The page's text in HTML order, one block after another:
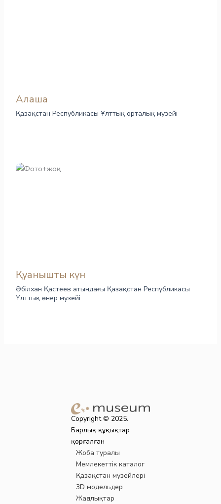
Алаша
Қазақстан Республикасы Ұлттық орталық музейі
Қуанышты күн
Әбілхан Қастеев атындағы Қазақстан Республикасы
Ұлттық өнер музейі
Copyright © 2025.
Барлық құқықтар
қорғалған
Жоба туралы
Мемлекеттік каталог
Қазақстан музейлері
3D модельдер
Жаңалықтар